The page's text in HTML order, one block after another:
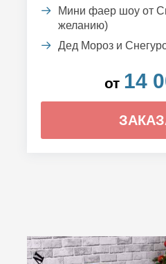
Мини фаер шоу от
желанию)
Дед Мороз и
от 14